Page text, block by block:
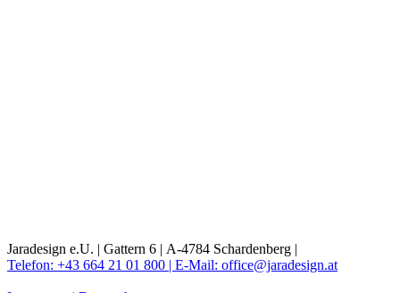
Jaradesign e.U. | Gattern 6 | A-4784 Schardenberg |
Telefon: +43 664 21 01 800 | E-Mail: office@jaradesign.at